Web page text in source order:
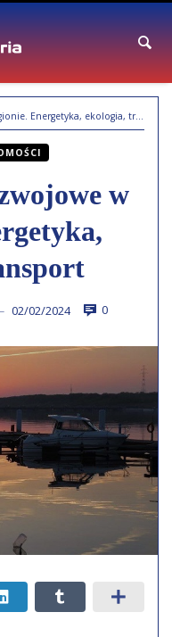
Energetyka, ekologia, transport
w
02/02/2024 0